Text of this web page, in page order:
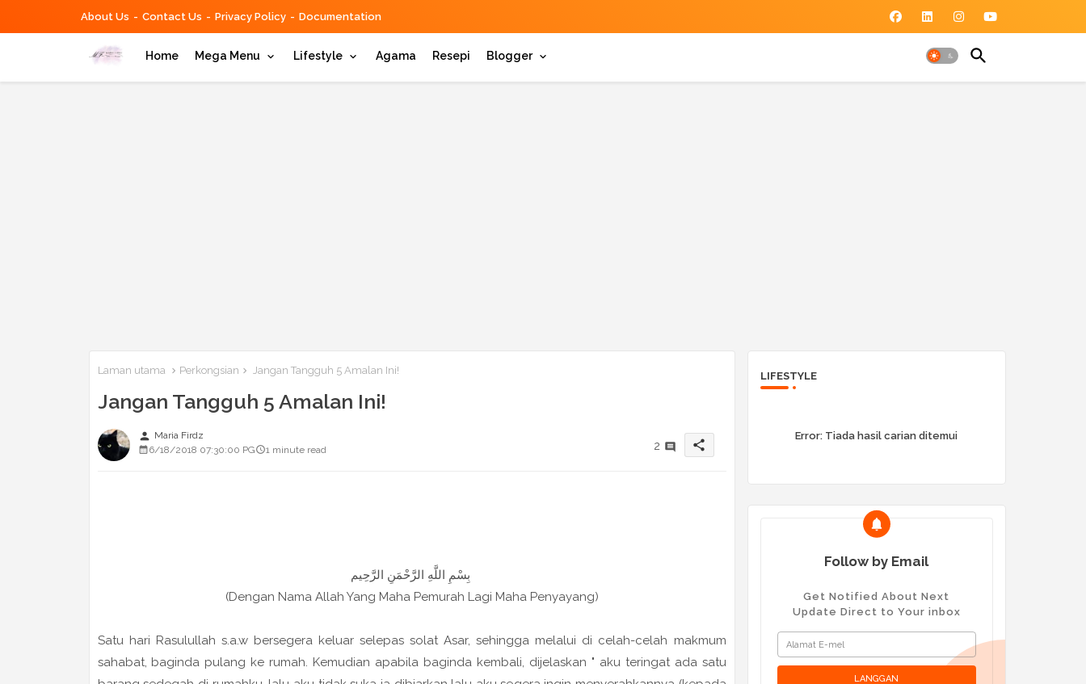
About Us Contact Us Privacy Policy Documentation
Home Mega Menu Lifestyle Agama Resepi Blogger
Laman utama Perkongsian Jangan Tangguh 5 Amalan Ini!
Jangan Tangguh 5 Amalan Ini!
person Maria Firdz
6/18/2018 07:30:00 PG
1 minute read 2 share
(Dengan Nama Allah Yang Maha Pemurah Lagi Maha Penyayang)
Satu hari Rasulullah s.a.w bersegera keluar selepas solat Asar, sehingga melalui di celah-celah makmum
sahabat, baginda pulang ke rumah. Kemudian apabila baginda kembali, dijelaskan " aku teringat ada satu
LIFESTYLE
Error: Tiada hasil carian ditemui
Follow by Email
Get Notified About Next
Update Direct to Your inbox